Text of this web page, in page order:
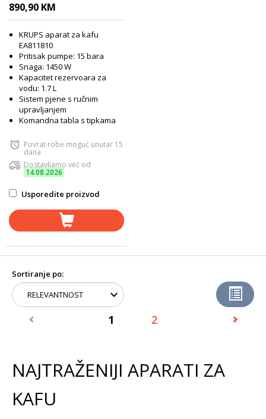
890,90 KM
KRUPS aparat za kafu
EA811810
Pritisak pumpe: 15 bara
Snaga: 1450 W
Kapacitet rezervoara za
vodu: 1.7 L
Sistem pjene s ručnim
upravljanjem
Komandna tabla s tipkama
Povrat robe moguć unutar 15
dana
Dostavljamo već od
14.08.2026
Usporedite proizvod
Sortiranje po:
1 2
NAJTRAŽENIJI APARATI ZA
KAFU